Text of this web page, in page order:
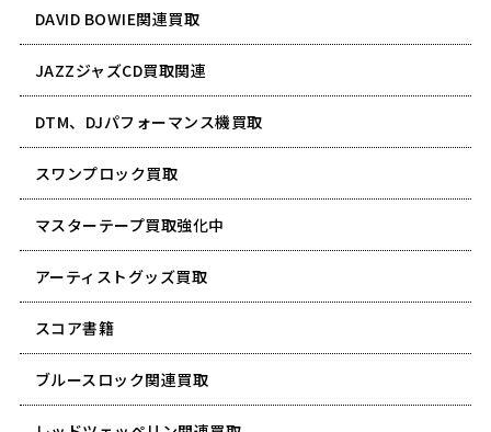
DAVID BOWIE関連買取
JAZZジャズCD買取関連
DTM、DJパフォーマンス機買取
スワンプロック買取
マスターテープ買取強化中
アーティストグッズ買取
スコア書籍
ブルースロック関連買取